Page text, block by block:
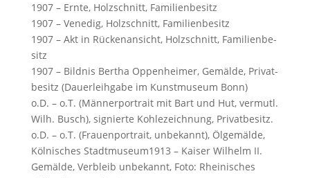
1907 – Ern­te, Holz­schnitt, Familienbesitz
1907 – Ve­ne­dig, Holz­schnitt, Familien­be­sitz
1907 – Akt in Rü­cken­an­sicht, Holz­schnitt, Familien­be­
sitz
1907 – Bild­nis Ber­tha Op­pen­hei­mer, Ge­mäl­de, Pri­vat­
be­sitz (Dauerleihgabe im Kunstmuseum Bonn)
o.D. – o.T. (Männerportrait mit Bart und Hut, vermutl.
Wilh. Busch), signierte Kohlezeichnung, Privatbesitz.
o.D. – o.T. (Frau­en­por­trait, unbekannt), Ölge­mäl­de,
Köl­ni­sches Stadt­mu­se­um1913 – Kai­ser Wil­helm II.
Ge­mäl­de, Ver­bleib un­be­kannt, Fo­to: Rhei­ni­sches